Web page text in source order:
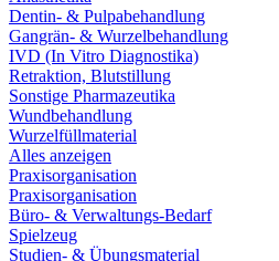
Dentin- & Pulpabehandlung
Gangrän- & Wurzelbehandlung
IVD (In Vitro Diagnostika)
Retraktion, Blutstillung
Sonstige Pharmazeutika
Wundbehandlung
Wurzelfüllmaterial
Alles anzeigen
Praxisorganisation
Praxisorganisation
Büro- & Verwaltungs-Bedarf
Spielzeug
Studien- & Übungsmaterial